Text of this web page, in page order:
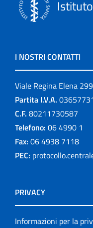
I NOSTRI CONTATTI
Viale Regina Elena
Partita I.V.A.
C.F. 80211730587
Telefono: 06 4990 1
Fax: 06 4938 7118
PEC:
PRIVACY
Informazioni per la